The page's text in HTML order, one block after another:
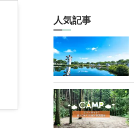
人気記事